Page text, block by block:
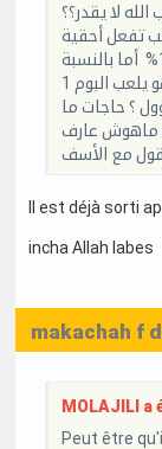
لا يقدر؟؟
تفعل أحقية
الشراء ب250 ألف يوروا و ماشي أكيد 100% أما بالنسبة
للزدام كارثة كان عقدوا يوفى 30 جوان و هو يلعب البوم 1
؟ حاجات ما
ماهوش عارف
مع الأسف
Il est déjà sorti
incha Allah labes
makachah f
MOLAJILI a
Peut être